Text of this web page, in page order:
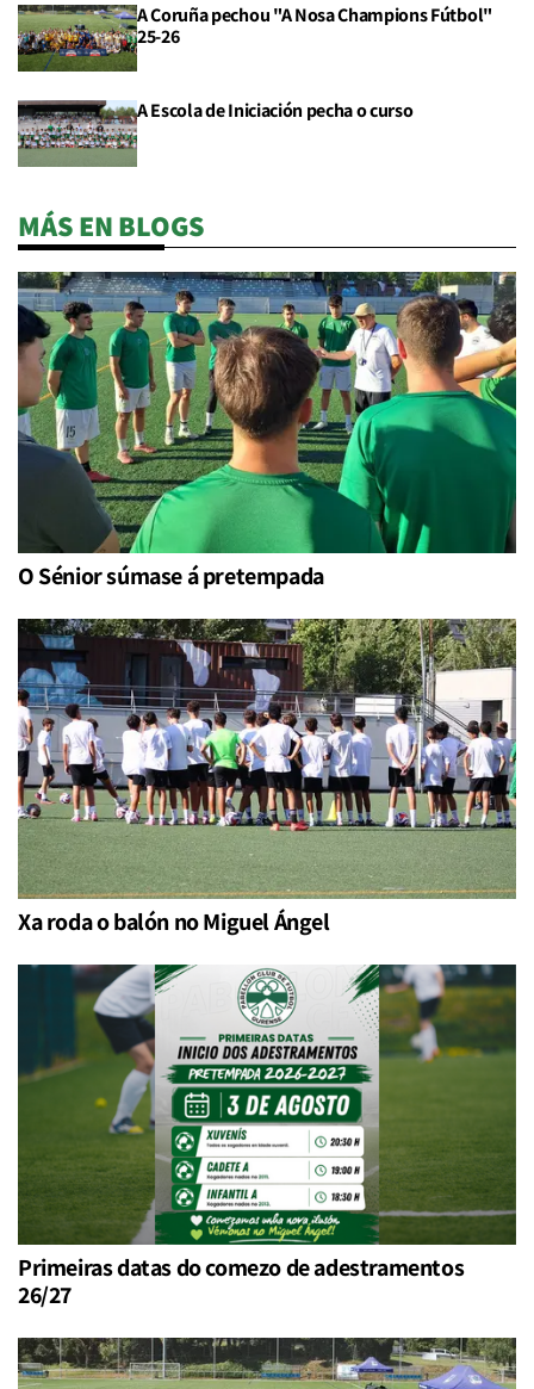
A Coruña pechou "A Nosa Champions Fútbol"
25-26
A Escola de Iniciación pecha o curso
MÁS EN BLOGS
O Sénior súmase á pretempada
Xa roda o balón no Miguel Ángel
Primeiras datas do comezo de adestramentos
26/27